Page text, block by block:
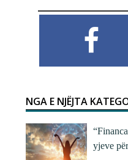
NGA E NJËJTA
yjeve